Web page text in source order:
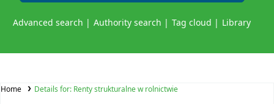
Advanced search Authority search Tag cloud Library
Home Details for: Renty strukturalne w rolnictwie